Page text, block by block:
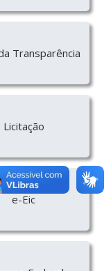
Transparência
Licitação
e-Eic